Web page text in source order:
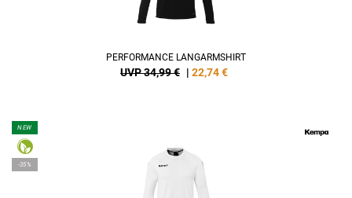
PERFORMANCE LANGARMSHIRT
UVP 34,99 € | 22,74€
NEW
-35%